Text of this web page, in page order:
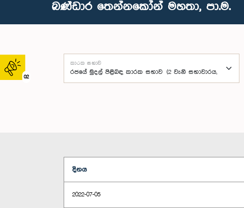
02
බණ්ඩාර තෙන්නකෝන් මහතා, පා.ම.
කාරක සභාව
දිනය
2022-07-05